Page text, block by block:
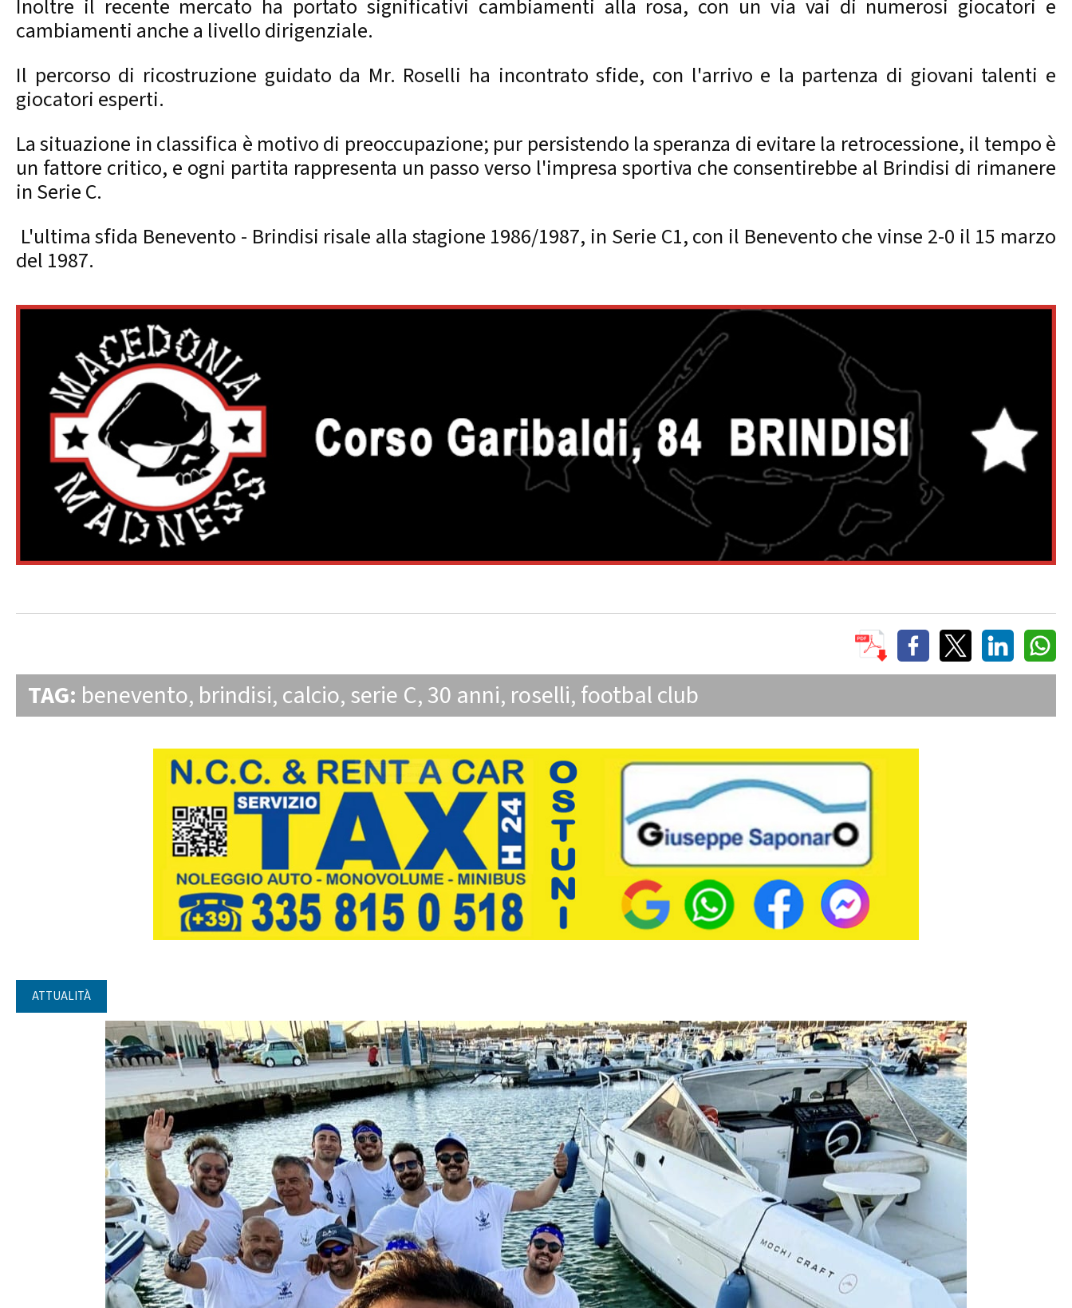
Inoltre il recente mercato ha portato significativi cambiamenti alla rosa, con un via vai di numerosi giocatori e
cambiamenti anche a livello dirigenziale.
Il percorso di ricostruzione guidato da Mr. Roselli ha incontrato sfide, con l'arrivo e la partenza di giovani talenti e
giocatori esperti.
La situazione in classifica è motivo di preoccupazione; pur persistendo la speranza di evitare la retrocessione, il tempo è
un fattore critico, e ogni partita rappresenta un passo verso l'impresa sportiva che consentirebbe al Brindisi di rimanere
in Serie C.
L'ultima sfida Benevento - Brindisi risale alla stagione 1986/1987, in Serie C1, con il Benevento che vinse 2-0 il 15 marzo
del 1987.
TAG: benevento, brindisi,calcio,serie C,30 anni, roselli,footbal club
ATTUALITÀ